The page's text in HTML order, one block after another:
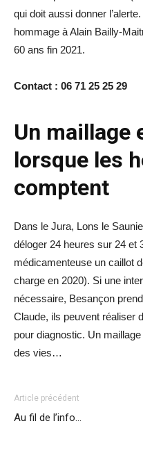
qui doit aussi donner
hommage à Alain Bailly-
60 ans fin 2021.
Contact : 06 71 25 25 29
Un maillage
lorsque les
comptent
Dans le Jura, Lons le
déloger 24 heures sur 24 et
médicamenteuse un caillot
charge en 2020). Si une
nécessaire, Besançon
Claude, ils peuvent réaliser
pour diagnostic. Un
des vies…
Article précédent
Au fil de l’info…